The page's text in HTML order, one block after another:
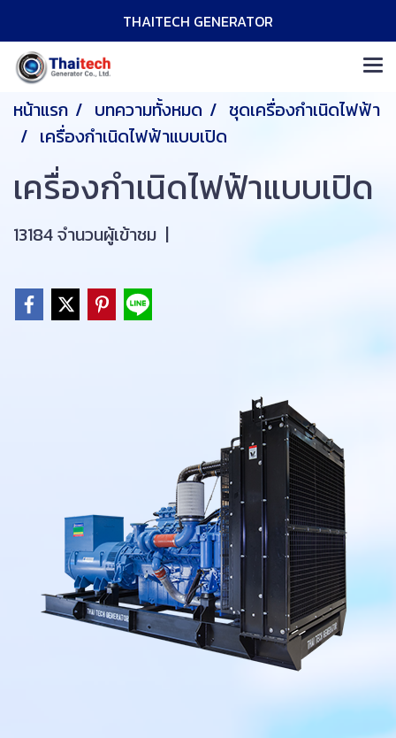
THAITECH GENERATOR
หน้าแรก บทความทั้งหมด
ชุดเครื่องกำเนิดไฟฟ้า
เครื่องกำเนิดไฟฟ้าแบบเปิด
เครื่องกำเนิดไฟฟ้าแบบเปิด
13184 จำนวนผู้เข้าชม |